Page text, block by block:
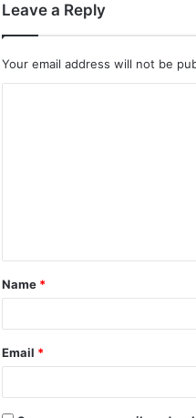
Leave a Reply
Your email address will not be
Name *
Email *